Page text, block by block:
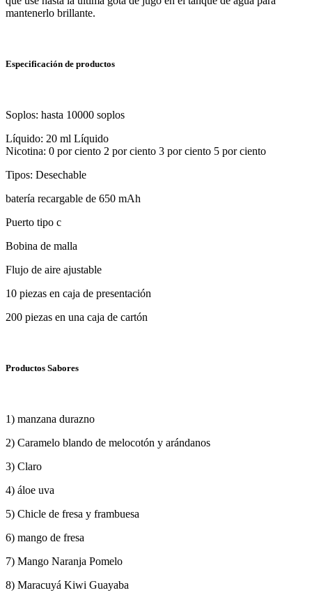
mantenerlo brillante.
Especificación de productos
Soplos: hasta 10000 soplos
Líquido: 20 ml Líquido
Nicotina: 0 por ciento 2 por ciento 3 por ciento 5 por ciento
Tipos: Desechable
batería recargable de 650 mAh
Puerto tipo c
Bobina de malla
Flujo de aire ajustable
10 piezas en caja de presentación
200 piezas en una caja de cartón
Productos Sabores
1) manzana durazno
2) Caramelo blando de melocotón y arándanos
3) Claro
4) áloe uva
5) Chicle de fresa y frambuesa
6) mango de fresa
7) Mango Naranja Pomelo
8) Maracuyá Kiwi Guayaba